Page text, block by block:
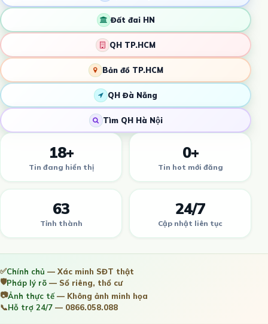
Đất đai HN
QH TP.HCM
Bản đồ TP.HCM
QH Đà Nẵng
Tìm QH Hà Nội
18+
Tin đang hiển thị
0+
Tin hot mới đăng
63
Tỉnh thành
24/7
Cập nhật liên tục
✅Chính chủ — Xác minh SĐT thật
🛡️Pháp lý rõ — Sổ riêng, thổ cư
📷Ảnh thực tế— Không ảnh minh họa
📞Hỗ trợ 24/7 — 0866.058.088